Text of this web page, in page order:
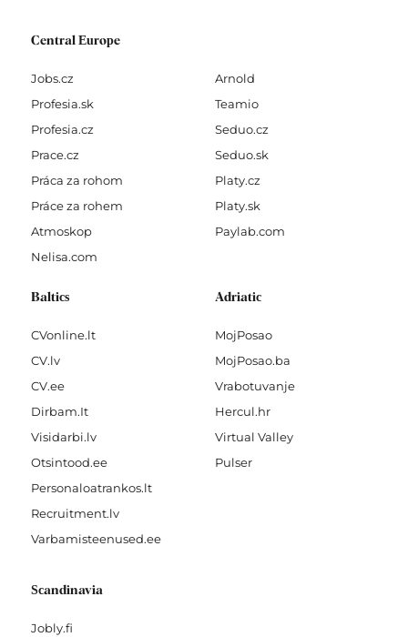
Central Europe
Jobs.cz
Profesia.sk
Profesia.cz
Prace.cz
Práca za rohom
Práce za rohem
Atmoskop
Nelisa.com
Arnold
Teamio
Seduo.cz
Seduo.sk
Platy.cz
Platy.sk
Paylab.com
Baltics
CVonline.lt
CV.lv
CV.ee
Dirbam.It
Visidarbi.lv
Otsintood.ee
Personaloatrankos.lt
Recruitment.lv
Varbamisteenused.ee
Adriatic
MojPosao
MojPosao.ba
Vrabotuvanje
Hercul.hr
Virtual Valley
Pulser
Scandinavia
Jobly.fi